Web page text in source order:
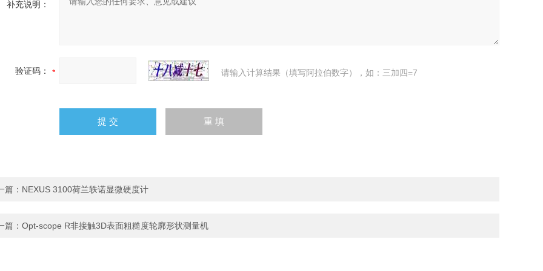
补充说明：
验证码： 请输入计算结果（填写阿拉伯数字），如：三加四=7
篇： NEXUS 3100荷兰轶诺显微硬度计
篇： Opt-scope R非接触3D表面粗糙度轮廓形状测量机